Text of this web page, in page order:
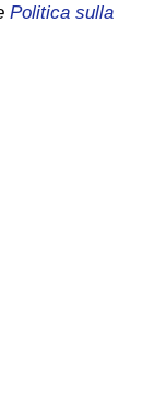
Politica sulla